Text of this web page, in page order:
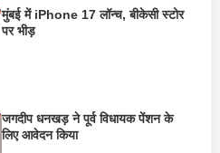
मुंबई में iPhone 17 लॉन्च, बीकेसी स्टोर
पर भीड़
जगदीप धनखड़ ने पूर्व विधायक पेंशन के
लिए आवेदन किया